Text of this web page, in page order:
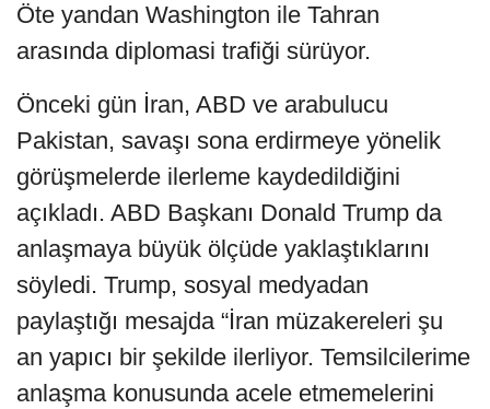
Öte yandan Washington ile Tahran
arasında diplomasi trafiği sürüyor.
Önceki gün İran, ABD ve arabulucu
Pakistan, savaşı sona erdirmeye yönelik
görüşmelerde ilerleme kaydedildiğini
açıkladı. ABD Başkanı Donald Trump da
anlaşmaya büyük ölçüde yaklaştıklarını
söyledi. Trump, sosyal medyadan
paylaştığı mesajda “İran müzakereleri şu
an yapıcı bir şekilde ilerliyor. Temsilcilerime
anlaşma konusunda acele etmemelerini